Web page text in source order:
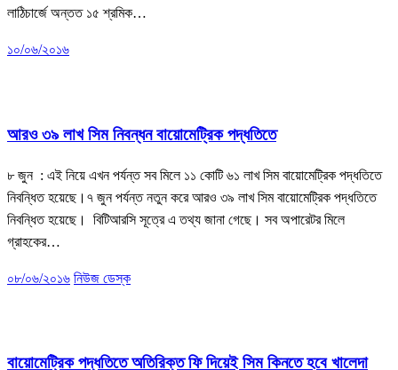
লাঠিচার্জে অন্তত ১৫ শ্রমিক…
১০/০৬/২০১৬
আরও ৩৯ লাখ সিম নিবন্ধন বায়োমেট্রিক পদ্ধতিতে
৮ জুন : এই নিয়ে এখন পর্যন্ত সব মিলে ১১ কোটি ৬১ লাখ সিম বায়োমেট্রিক পদ্ধতিতে
নিবন্ধিত হয়েছে।৭ জুন পর্যন্ত নতুন করে আরও ৩৯ লাখ সিম বায়োমেট্রিক পদ্ধতিতে
নিবন্ধিত হয়েছে। বিটিআরসি সূত্রে এ তথ্য জানা গেছে। সব অপারেটর মিলে
গ্রাহকের…
০৮/০৬/২০১৬ নিউজ ডেস্ক
বায়োমেট্রিক পদ্ধতিতে অতিরিক্ত ফি দিয়েই সিম কিনতে হবে খালেদা